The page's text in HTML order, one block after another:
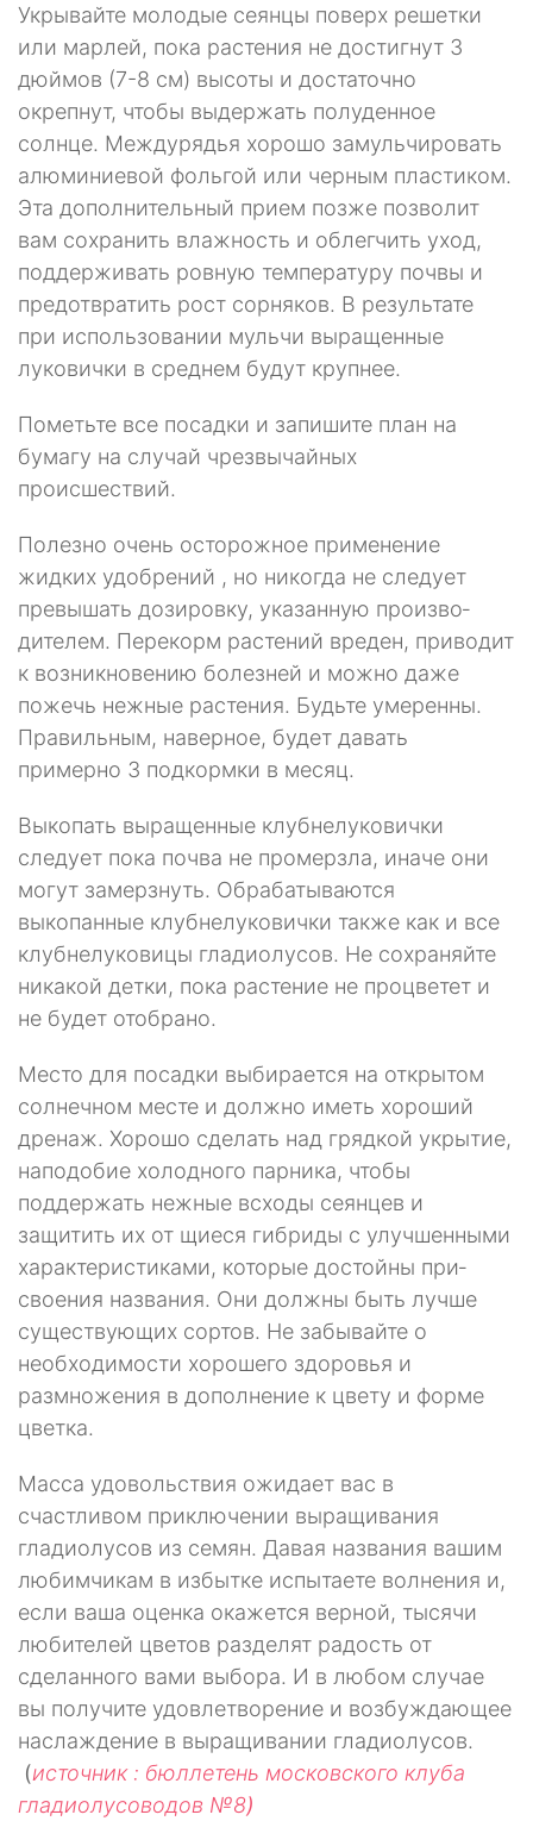
Укрывайте молодые сеянцы поверх решетки
или марлей, пока растения не достигнут 3
дюймов (7-8 см) высоты и достаточно
окрепнут, чтобы выдержать полуденное
солнце. Междурядья хорошо замульчировать
алюминиевой фоль­гой или черным пластиком.
Эта дополнительный прием позже позволит
вам сохранить влажность и облегчить уход,
поддерживать ровную температуру почвы и
предотвратить рост сорняков. В результате
при использовании мульчи выращенные
луковички в среднем будут крупнее.
Пометьте все посадки и запишите план на
бумагу на случай чрезвычайных
происшествий.
Полезно очень осторожное применение
жидких удобрений , но никогда не следует
превышать дозировку, указанную произво­
дителем. Перекорм растений вреден, приводит
к возникновению болезней и можно даже
пожечь нежные растения. Будьте умеренны.
Правильным, навер­ное, будет давать
примерно 3 подкормки в месяц.
Выкопать выращенные клубнелуковички
следует пока почва не промерзла, иначе они
могут замерзнуть. Обрабатываются
выкопанные клубнелуковички также как и все
клубнелуковицы гладиолусов. Не сохраняйте
никакой детки, пока растение не процветет и
не будет отобрано.
Место для посадки выбирается на открытом
солнечном месте и должно иметь хороший
дренаж. Хорошо сделать над грядкой укрытие,
наподобие хо­лодного парника, чтобы
поддержать нежные всходы сеянцев и
защитить их от щиеся гибриды с улучшенными
характеристиками, которые достойны при­
своения названия. Они должны быть лучше
существующих сортов. Не забы­вайте о
необходимости хорошего здоровья и
размножения в дополнение к цве­ту и форме
цветка.
Масса удовольствия ожидает вас в
счастливом приключении выращивания
гладиолусов из семян. Давая названия вашим
любимчикам в избытке испытае­те волнения и,
если ваша оценка окажется верной, тысячи
любителей цветов разделят радость от
сделанного вами выбора. И в любом случае
вы получите удовлетворение и возбуждающее
наслаждение в выращивании гладиолусов.
(источник : бюллетень московского клуба
гладиолусоводов №8)